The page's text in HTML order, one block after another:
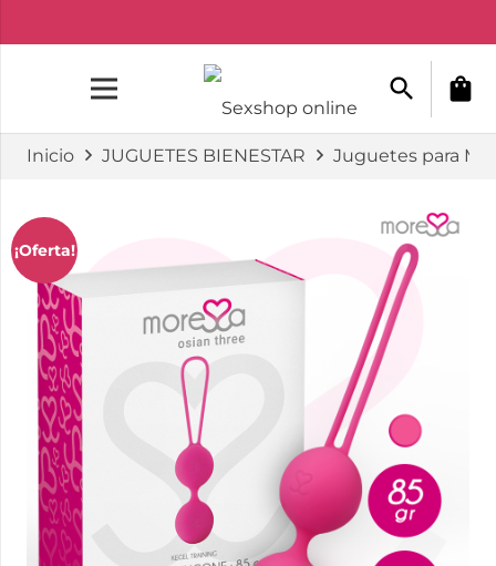
search shopping_bag
Inicio JUGUETES BIENESTAR Juguetes para
¡Oferta!